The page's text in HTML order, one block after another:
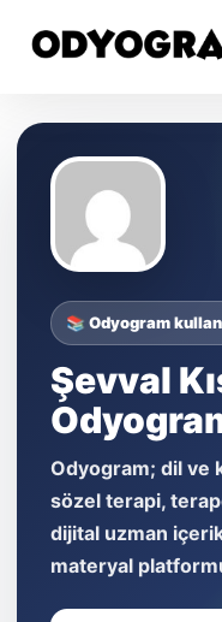
📚 Odyogram
Şevval
Odyogram; dil ve
sözel terapi,
dijital uzman
materyal